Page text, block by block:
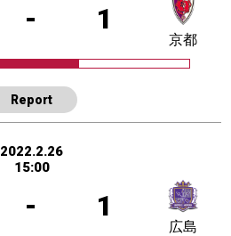
- 1
京都
Report
2022.2.26
15:00
- 1
広島